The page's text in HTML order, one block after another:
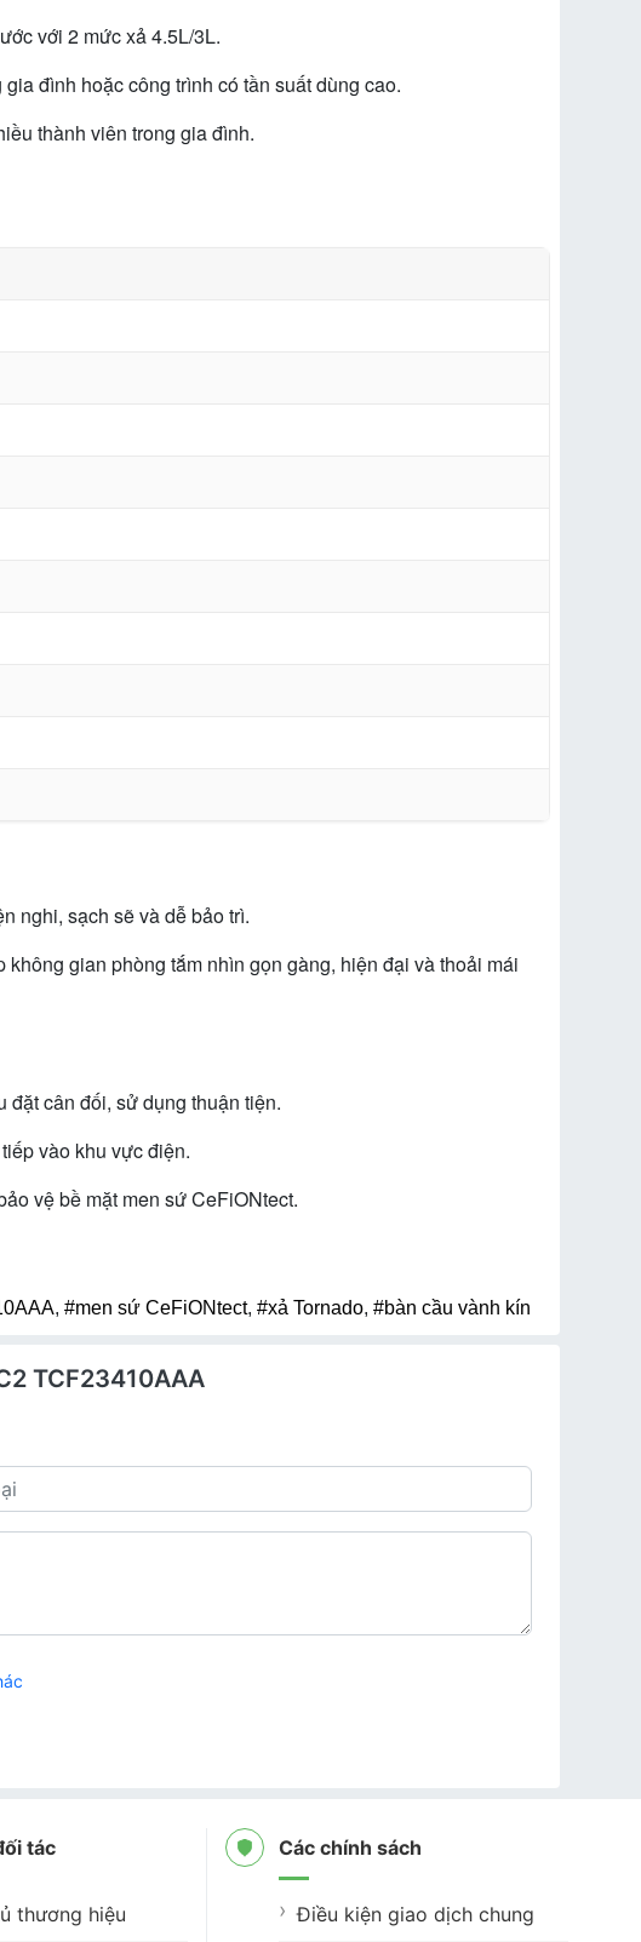
với 2 mức xả 4.5L/3L.
đình hoặc công trình có tần suất dùng cao.
thành viên trong gia đình.
nghi, sạch sẽ và dễ bảo trì.
gian phòng tắm nhìn gọn gàng, hiện đại và thoải mái
đặt cân đối, sử dụng thuận tiện.
vào khu vực điện.
vệ bề mặt men sứ CeFiONtect.
, #men sứ CeFiONtect, #xả Tornado, #bàn cầu vành kín
TCF23410AAA
tác
thương hiệu
Các chính sách
Điều kiện giao dịch chung